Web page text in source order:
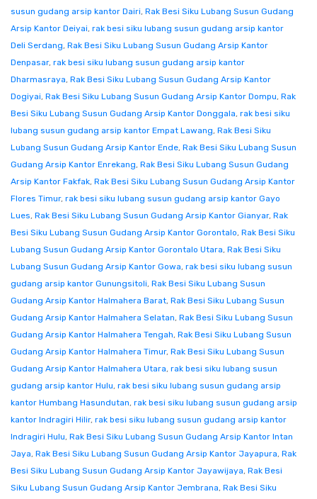
susun gudang arsip kantor Dairi, Rak Besi Siku Lubang Susun Gudang
Arsip Kantor Deiyai, rak besi siku lubang susun gudang arsip kantor
Deli Serdang, Rak Besi Siku Lubang Susun Gudang Arsip Kantor
Denpasar, rak besi siku lubang susun gudang arsip kantor
Dharmasraya, Rak Besi Siku Lubang Susun Gudang Arsip Kantor
Dogiyai, Rak Besi Siku Lubang Susun Gudang Arsip Kantor Dompu, Rak
Besi Siku Lubang Susun Gudang Arsip Kantor Donggala, rak besi siku
lubang susun gudang arsip kantor Empat Lawang, Rak Besi Siku
Lubang Susun Gudang Arsip Kantor Ende, Rak Besi Siku Lubang Susun
Gudang Arsip Kantor Enrekang, Rak Besi Siku Lubang Susun Gudang
Arsip Kantor Fakfak, Rak Besi Siku Lubang Susun Gudang Arsip Kantor
Flores Timur, rak besi siku lubang susun gudang arsip kantor Gayo
Lues, Rak Besi Siku Lubang Susun Gudang Arsip Kantor Gianyar, Rak
Besi Siku Lubang Susun Gudang Arsip Kantor Gorontalo, Rak Besi Siku
Lubang Susun Gudang Arsip Kantor Gorontalo Utara, Rak Besi Siku
Lubang Susun Gudang Arsip Kantor Gowa, rak besi siku lubang susun
gudang arsip kantor Gunungsitoli, Rak Besi Siku Lubang Susun
Gudang Arsip Kantor Halmahera Barat, Rak Besi Siku Lubang Susun
Gudang Arsip Kantor Halmahera Selatan, Rak Besi Siku Lubang Susun
Gudang Arsip Kantor Halmahera Tengah, Rak Besi Siku Lubang Susun
Gudang Arsip Kantor Halmahera Timur, Rak Besi Siku Lubang Susun
Gudang Arsip Kantor Halmahera Utara, rak besi siku lubang susun
gudang arsip kantor Hulu, rak besi siku lubang susun gudang arsip
kantor Humbang Hasundutan, rak besi siku lubang susun gudang arsip
kantor Indragiri Hilir, rak besi siku lubang susun gudang arsip kantor
Indragiri Hulu, Rak Besi Siku Lubang Susun Gudang Arsip Kantor Intan
Jaya, Rak Besi Siku Lubang Susun Gudang Arsip Kantor Jayapura, Rak
Besi Siku Lubang Susun Gudang Arsip Kantor Jayawijaya, Rak Besi
Siku Lubang Susun Gudang Arsip Kantor Jembrana, Rak Besi Siku